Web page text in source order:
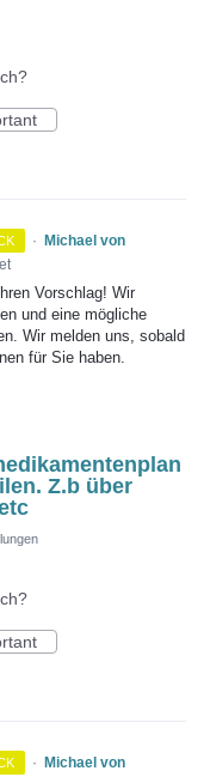
·
Michael von
Vorschlag! Wir
und eine mögliche
Wir melden uns, sobald
für Sie haben.
Z.b über
·
Michael von